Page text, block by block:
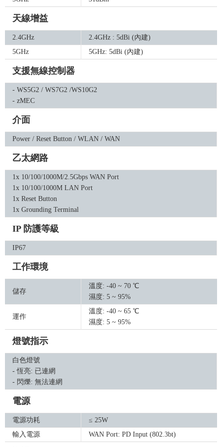
天線增益
2.4GHz
2.4GHz : 5dBi (內建)
5GHz
5GHz: 5dBi (內建)
支援無線控制器
- WS5G2 / WS7G2 /WS10G2
- zMEC
介面
Power / Reset Button / WLAN / WAN
乙太網路
1x 10/100/1000M/2.5Gbps WAN Port
1x 10/100/1000M LAN Port
1x Reset Button
1x Grounding Terminal
IP 防護等級
IP67
工作環境
儲存
溫度: -40 ~ 70 ℃
濕度: 5 ~ 95%
運作
溫度: -40 ~ 65 ℃
濕度: 5 ~ 95%
燈號指示
白色燈號
- 恆亮: 已連網
- 閃爍: 無法連網
電源
電源功耗
≤ 25W
輸入電源
WAN Port: PD Input (802.3bt)